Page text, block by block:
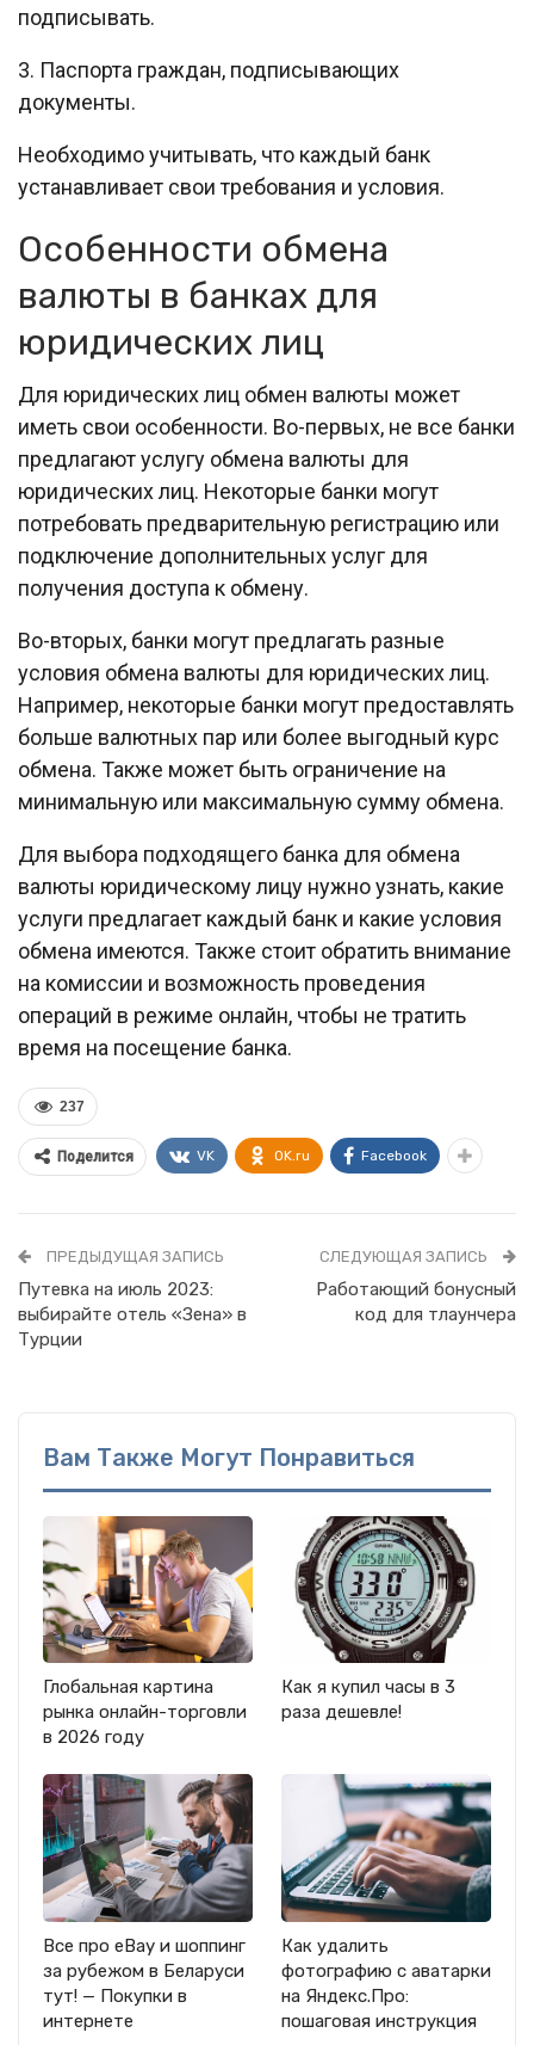
подписывать.
3. Паспорта граждан, подписывающих
документы.
Необходимо учитывать, что каждый банк
устанавливает свои требования и условия.
Особенности обмена
валюты в банках для
юридических лиц
Для юридических лиц обмен валюты может
иметь свои особенности. Во-первых, не все банки
предлагают услугу обмена валюты для
юридических лиц. Некоторые банки могут
потребовать предварительную регистрацию или
подключение дополнительных услуг для
получения доступа к обмену.
Во-вторых, банки могут предлагать разные
условия обмена валюты для юридических лиц.
Например, некоторые банки могут предоставлять
больше валютных пар или более выгодный курс
обмена. Также может быть ограничение на
минимальную или максимальную сумму обмена.
Для выбора подходящего банка для обмена
валюты юридическому лицу нужно узнать, какие
услуги предлагает каждый банк и какие условия
обмена имеются. Также стоит обратить внимание
на комиссии и возможность проведения
операций в режиме онлайн, чтобы не тратить
время на посещение банка.
237
Поделится VK OK.ru Facebook
ПРЕДЫДУЩАЯ ЗАПИСЬ
Путевка на июль 2023:
выбирайте отель «Зена» в
Турции
СЛЕДУЮЩАЯ ЗАПИСЬ
Работающий бонусный
код для тлаунчера
Вам Также Могут Понравиться
Глобальная картина
рынка онлайн-торговли
в 2026 году
Как я купил часы в 3
раза дешевле!
Все про eBay и шоппинг
за рубежом в Беларуси
тут! — Покупки в
интернете
Как удалить
фотографию с аватарки
на Яндекс.Про:
пошаговая инструкция